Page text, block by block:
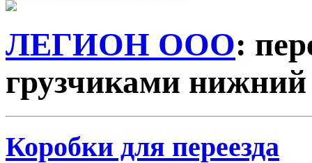
ЛЕГИОН ООО:
грузчиками нижний
Коробки для переезда